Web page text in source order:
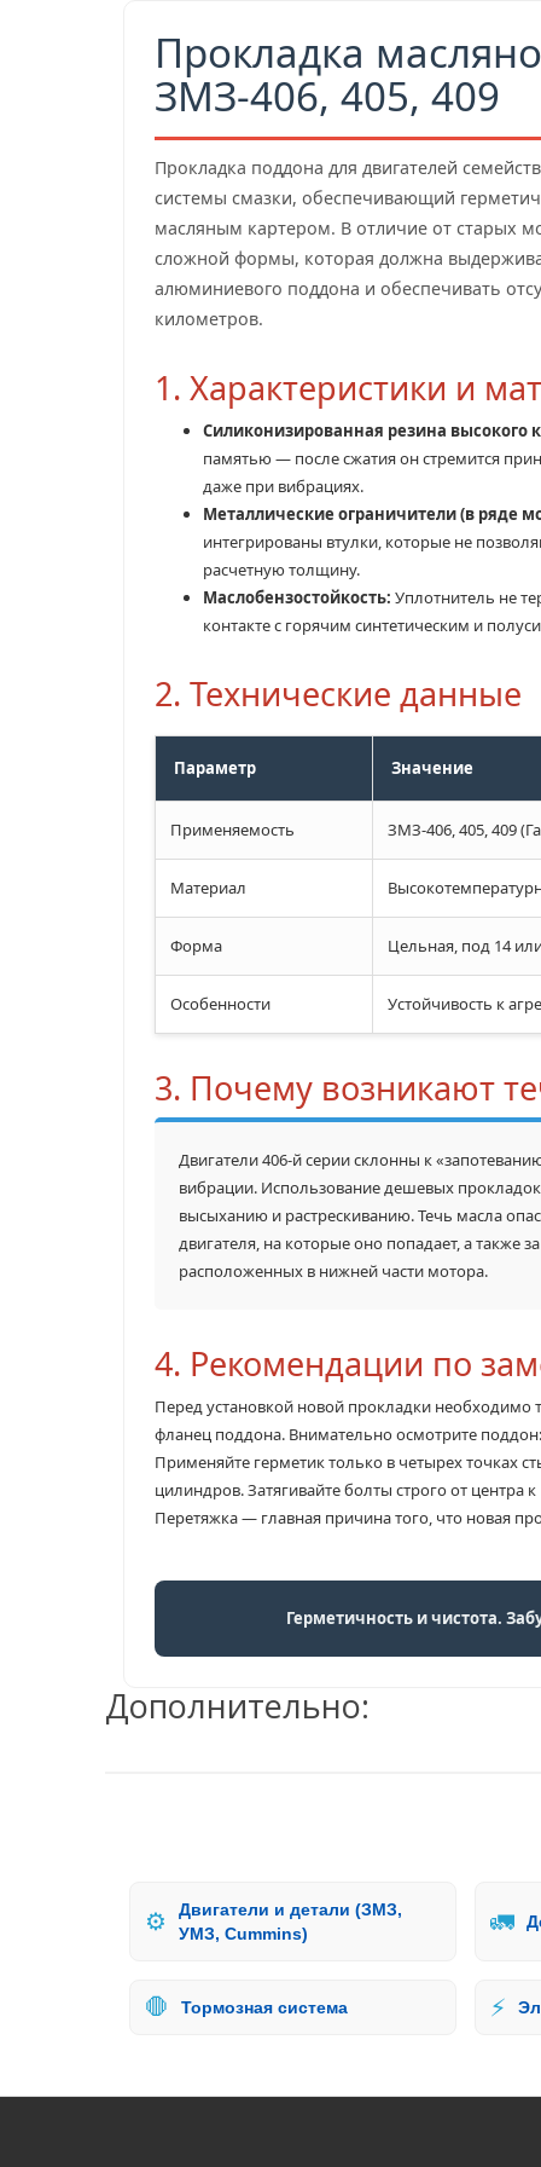
Прокладка
ЗМЗ-406, 405, 409
Прокладка поддона для двигателей
системы смазки, обеспечивающий
масляным картером. В отличие от старых
сложной формы, которая должна
алюминиевого поддона и обеспечивать
километров.
1. Характеристики и
Силиконизированная резина высокого
памятью — после сжатия он стремится
даже при вибрациях.
Металлические ограничители (в ряде
интегрированы втулки, которые не
расчетную толщину.
Маслобензостойкость: Уплотнитель не
контакте с горячим синтетическим и
2. Технические данные
Параметр Значение
Применяемость ЗМЗ-406, 405, 409
Материал
Форма Цельная, под 14
Особенности Устойчивость к
3. Почему возникают
Двигатели 406-й серии склонны к
вибрации. Использование дешевых
высыханию и растрескиванию. Течь масла
двигателя, на которые оно попадает, а также
расположенных в нижней части мотора.
4. Рекомендации по
Перед установкой новой прокладки необходимо
фланец поддона. Внимательно осмотрите
Применяйте герметик только в четырех точках
цилиндров. Затягивайте болты строго от
Перетяжка — главная причина того, что новая
Герметичность и чистота.
Дополнительно:
⚙️
Двигатели и детали (ЗМЗ,
УМЗ, Cummins)
🚛
🛑 Тормозная система ⚡